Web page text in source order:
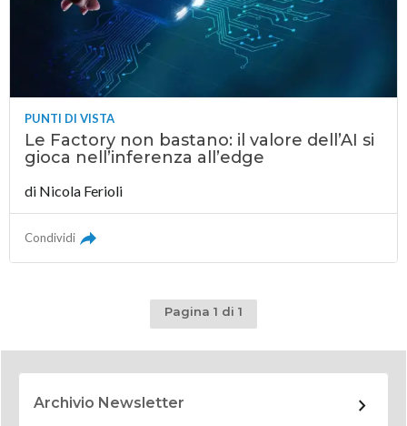
PUNTI DI VISTA
Le Factory non bastano: il valore dell’AI si
gioca nell’inferenza all’edge
di Nicola Ferioli
Condividi
Pagina 1 di 1
Archivio Newsletter